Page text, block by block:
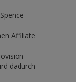
Affiliate
dadurch